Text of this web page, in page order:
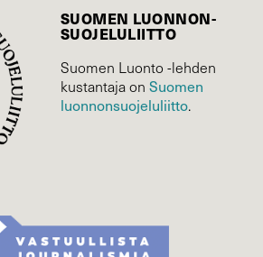
SUOMEN LUONNON­
SUOJELU­LIITTO
Suomen Luonto -lehden
kustantaja on Suomen
luonnonsuojelu­liitto.